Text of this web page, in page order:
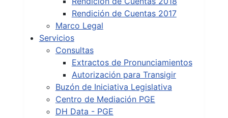
Rendición de Cuentas 2017
Marco Legal
Servicios
Consultas
Extractos de Pronunciamientos
Autorización para Transigir
Buzón de Iniciativa Legislativa
Centro de Mediación PGE
DH Data - PGE